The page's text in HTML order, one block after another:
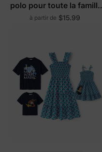
polo pour toute la famille
en vert
à partir de $15.99